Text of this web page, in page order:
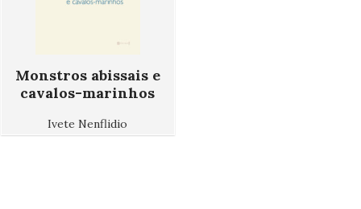
Monstros abissais e
cavalos-marinhos
Ivete Nenflidio